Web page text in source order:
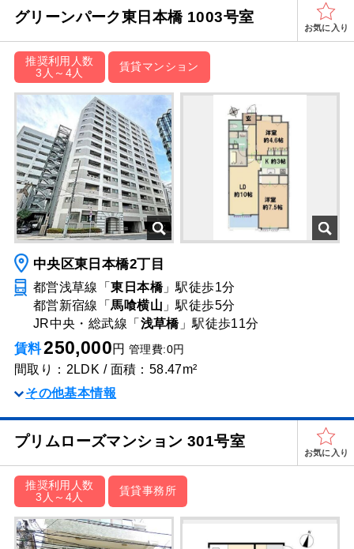
グリーンパーク東日本橋 1003号室
お気に入り
推奨利用人数
3人～4人
賃貸マンション
中央区東日本橋2丁目
都営浅草線「東日本橋」駅徒歩1分
都営新宿線「馬喰横山 」駅徒歩5分
JR中央・総武線「 浅草橋」駅徒歩11分
賃料250,000円 管理費:0円
間取り：2LDK / 面積：58.47m²
その他基本情報
プリムローズマンション 301号室
お気に入り
推奨利用人数
3人～4人
賃貸事務所